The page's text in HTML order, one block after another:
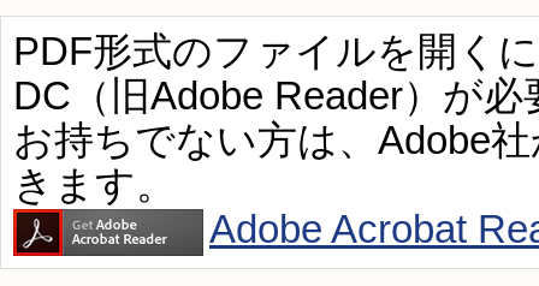
PDF形式のファイルを開く
DC（旧Adobe Reader）が必
お持ちでない方は、Adobe
きます。
Adobe Acrobat